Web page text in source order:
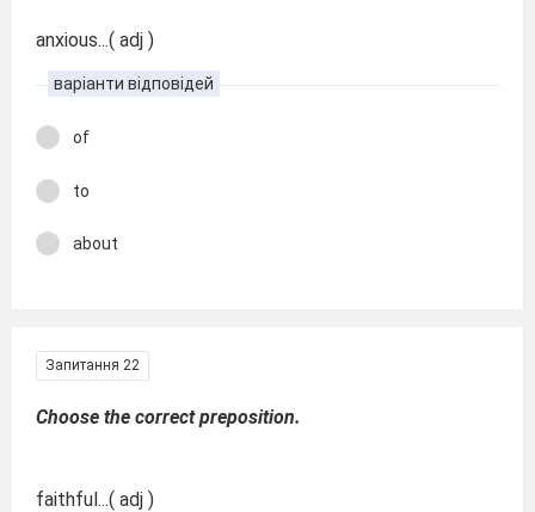
anxious...( adj )
варіанти відповідей
of
to
about
Запитання 22
Choose the correct preposition.
faithful...( adj )